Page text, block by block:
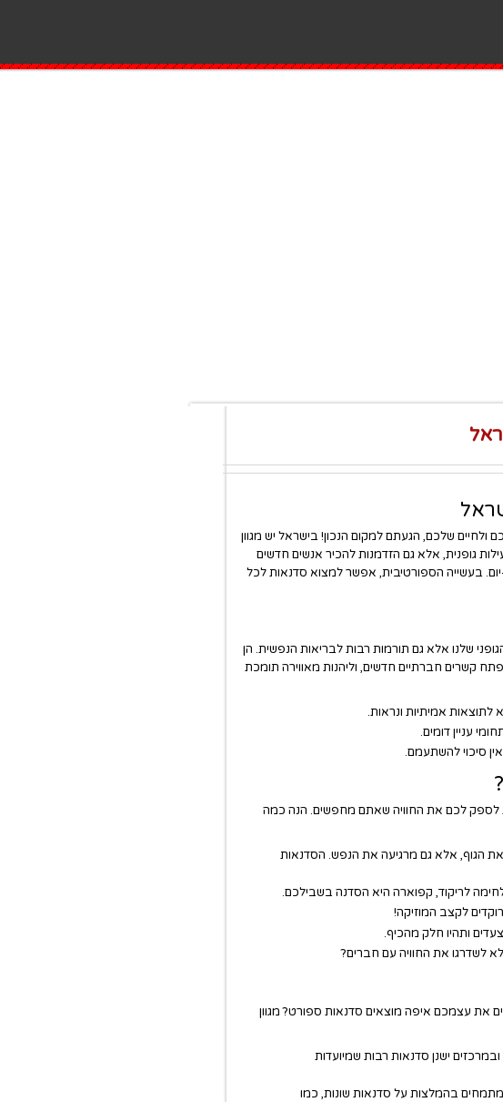
שלכם, הגעתם למקום הנכון! בישראל יש מגוון
גופנית, אלא גם הזדמנות להכיר אנשים חדשים
בעשייה הספורטיבית, אפשר למצוא סדנאות לכל
שלנו אלא גם תורמות רבות לבריאות הנפשית. הן
קשרים חברתיים חדשים, וליהנות מאווירה תומכת
אמיתיות ונראות.
עניין דומים.
סיכוי להשתעמם.
לספק לכם את החוויה שאתם מחפשים. הנה כמה
הגוף, אלא גם מרגיעה את הנפש. הסדנאות
לריקוד, קפוארה היא הסדנה בשבילכם.
לקצב המוזיקה!
ותהיו חלק מהכיף.
לשדרגו את החוויה עם חברים?
את עצמכם איפה מוצאים סדנאות ספורט?מגוון
ישנן סדנאות רבות שמיועדות
בהמלצות על סדנאות שונות, כמו